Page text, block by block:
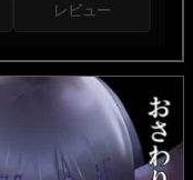
レビュー